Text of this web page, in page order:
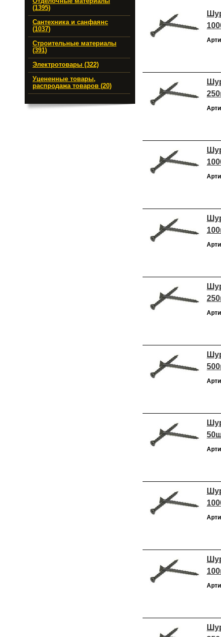
(1395)
Сантехника и санфаянс
(1037)
Строительные материалы
(391)
Электротовары (322)
Уцененные товары,
распродажа товаров (20)